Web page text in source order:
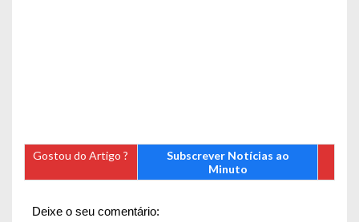
Gostou do Artigo ?
Subscrever Notícias ao
Minuto
Deixe o seu comentário: